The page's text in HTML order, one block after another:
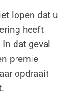
lopen dat u
heeft
dat geval
premie
opdraait